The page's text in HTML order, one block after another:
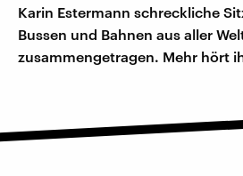
Karin Estermann schreckliche
Bussen und Bahnen aus aller
zusammengetragen. Mehr hört